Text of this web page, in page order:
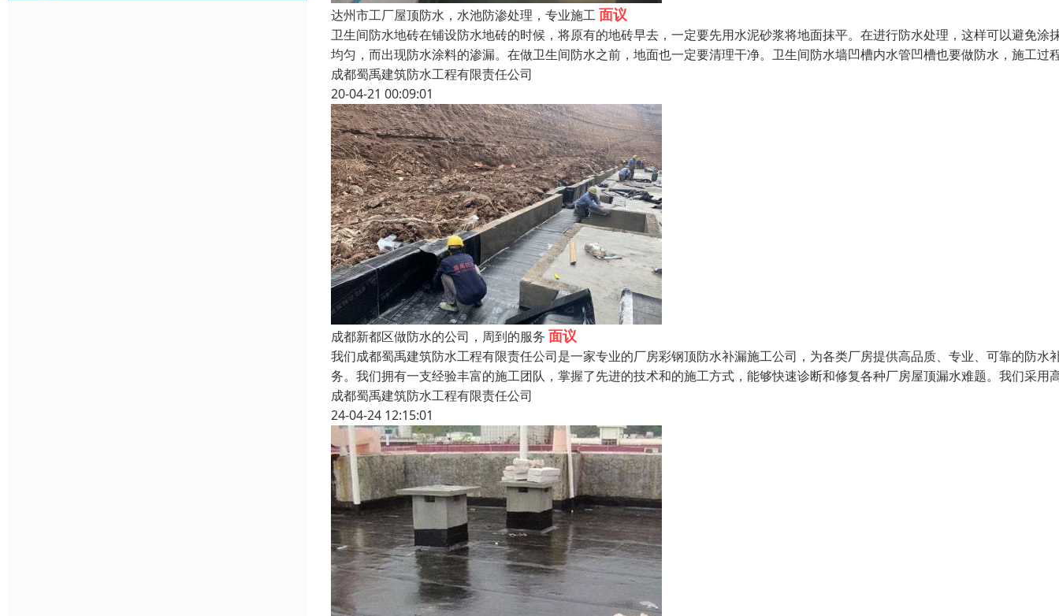
达州市工厂屋顶防水，水池防渗处理，专业施工面议
卫生间防水地砖在铺设防水地砖的时候，将原有的地砖早去，一定要先用水泥砂浆将地面抹平。在进行防水处理，这样可以避免涂
均匀，而出现防水涂料的渗漏。在做卫生间防水之前，地面也一定要清理干净。卫生间防水墙凹槽内水管凹槽也要做防水，施工过
成都蜀禹建筑防水工程有限责任公司
20-04-21 00:09:01
成都新都区做防水的公司，周到的服务 面议
我们成都蜀禹建筑防水工程有限责任公司是一家专业的厂房彩钢顶防水补漏施工公司，为各类厂房提供高品质、专业、可靠的防水
务。我们拥有一支经验丰富的施工团队，掌握了先进的技术和的施工方式，能够快速诊断和修复各种厂房屋顶漏水难题。我们采用
成都蜀禹建筑防水工程有限责任公司
24-04-24 12:15:01